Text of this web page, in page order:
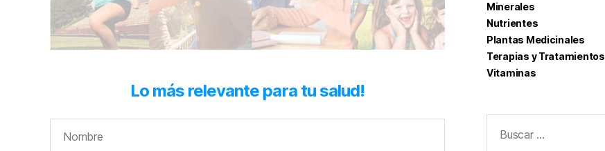
Lo más relevante para tu salud!
Minerales
Nutrientes
Plantas Medicinales
Terapias y Tratamientos
Vitaminas